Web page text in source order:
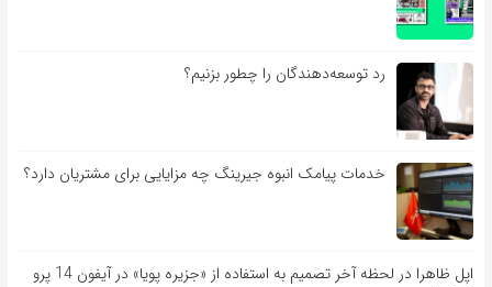
رد توسعه‌دهندگان را چطور بزنیم؟
خدمات پیامک انبوه جیرینگ چه مزایایی برای مشتریان دارد؟
اپل ظاهرا در لحظه آخر تصمیم به استفاده از «جزیره پویا» در آیفون 14 پرو